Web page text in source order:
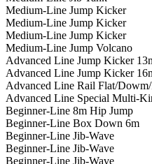
Medium-Line Jump Kicker
Medium-Line Jump Kicker
Medium-Line Jump Kicker
Medium-Line Jump Volcano
Advanced Line Jump Kicker
Advanced Line Jump Kicker
Advanced Line Rail Flat/
Advanced Line Special Multi-
Beginner-Line 8m Hip Jump
Beginner-Line Box Down 6m
Beginner-Line Jib-Wave
Beginner-Line Jib-Wave
Beginner-Line Jib-Wave